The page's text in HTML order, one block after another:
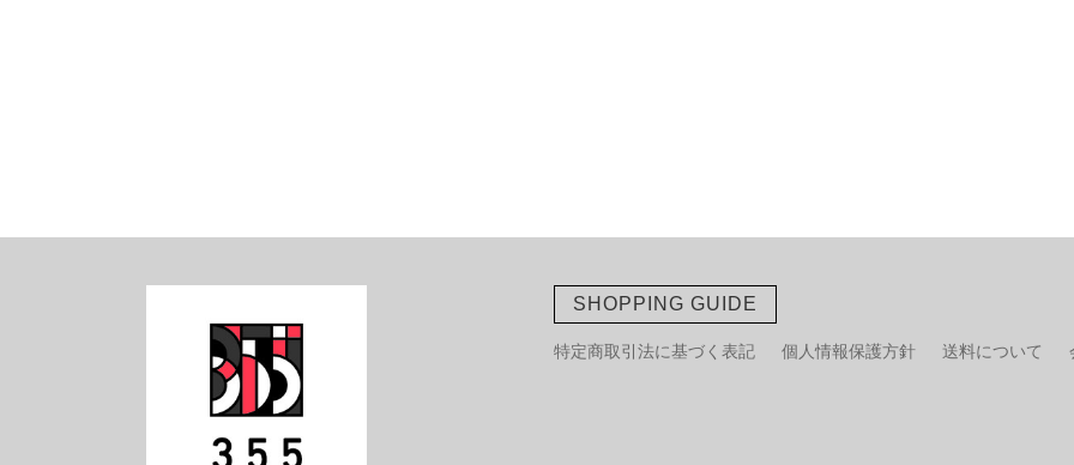
SHOPPING GUIDE
特定商取引法に基づく表記 個人情報保護方針 送料について